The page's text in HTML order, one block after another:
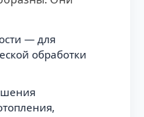
— для
обработки